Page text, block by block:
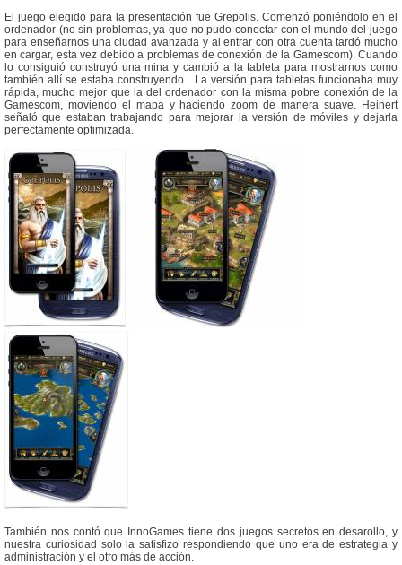
El juego elegido para la presentación fue Grepolis. Comenzó poniéndolo en el
ordenador (no sin problemas, ya que no pudo conectar con el mundo del juego
para enseñarnos una ciudad avanzada y al entrar con otra cuenta tardó mucho
en cargar, esta vez debido a problemas de conexión de la Gamescom). Cuando
lo consiguió construyó una mina y cambió a la tableta para mostrarnos como
también allí se estaba construyendo. La versión para tabletas funcionaba muy
rápida, mucho mejor que la del ordenador con la misma pobre conexión de la
Gamescom, moviendo el mapa y haciendo zoom de manera suave. Heinert
señaló que estaban trabajando para mejorar la versión de móviles y dejarla
perfectamente optimizada.
También nos contó que InnoGames tiene dos juegos secretos en desarollo, y
nuestra curiosidad solo la satisfizo respondiendo que uno era de estrategia y
administración y el otro más de acción.